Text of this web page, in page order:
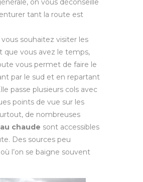
tant la route est
souhaitez visiter les
que vous avez le temps,
vous permet de faire le
par le sud et en repartant
passe plusieurs cols avec
points de vue sur les
de nombreuses
chaude sont accessibles
Des sources peu
l’on se baigne souvent